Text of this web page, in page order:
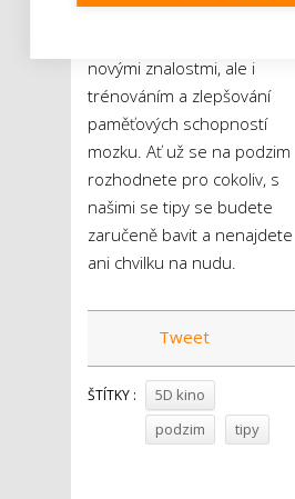
například komiksy. Cizí jazyk
novými znalostmi, ale i
trénováním a zlepšování
paměťových schopností
mozku. Ať už se na podzim
rozhodnete pro cokoliv, s
našimi se tipy se budete
zaručeně bavit a nenajdete
ani chvilku na nudu.
Tweet
ŠTÍTKY :
5D kino
podzim
tipy